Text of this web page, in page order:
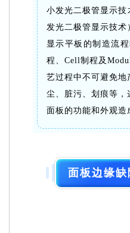
小发光二极管显示
发光二极管显示技术
显示平板的制造流
程、Cell制程及
艺过程中不可避免
尘、脏污、划痕等
面板的功能和外观造
面板边缘缺